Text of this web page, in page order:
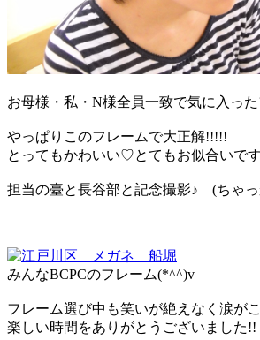
お母様・私・N様全員一致で気に入っ
やっぱりこのフレームで大正解!!!!!
とってもかわいい♡とてもお似合い
担当の臺と長谷部と記念撮影♪ (ちゃ
みんなBCPCのフレーム(*^^)v
フレーム選び中も笑いが絶えなく涙が
楽しい時間をありがとうございました!!